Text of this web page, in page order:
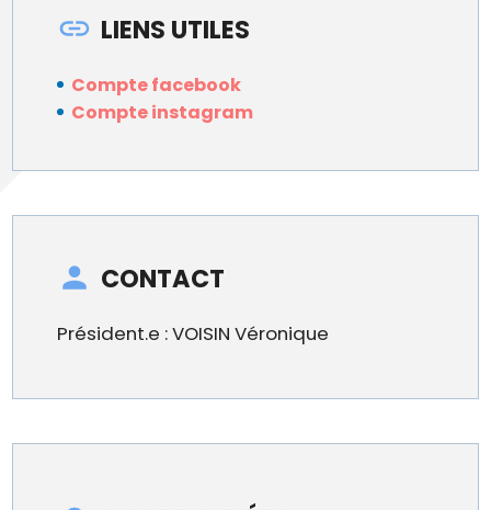
LIENS UTILES
Compte facebook
Compte instagram
CONTACT
Président.e : VOISIN Véronique